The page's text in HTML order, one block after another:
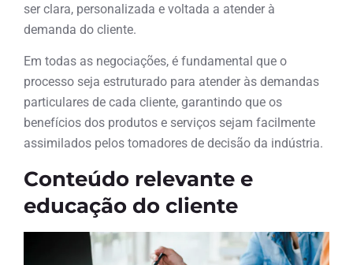
ser clara, personalizada e voltada a atender à
demanda do cliente.
Em todas as negociações, é fundamental que o
processo seja estruturado para atender às demandas
particulares de cada cliente, garantindo que os
benefícios dos produtos e serviços sejam facilmente
assimilados pelos tomadores de decisão da indústria.
Conteúdo relevante e
educação do cliente